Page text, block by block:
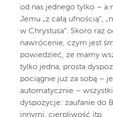
od nas jednego tylko – a
Jemu „z całą ufnością”,
w Chrystusa”. Skoro raz
nawrócenie, czym jest
powiedzieć, że mamy
tylko jedna, prosta
pociągnie już za sobą –
automatycznie –
dyspozycje: zaufanie do
innymi, cierpliwość itp.